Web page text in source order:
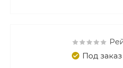
Под заказ